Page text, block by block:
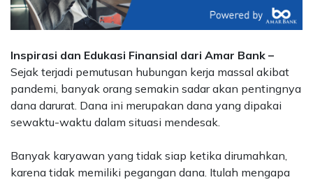
Inspirasi dan Edukasi Finansial dari Amar Bank –
Sejak terjadi pemutusan hubungan kerja massal akibat
pandemi, banyak orang semakin sadar akan pentingnya
dana darurat. Dana ini merupakan dana yang dipakai
sewaktu-waktu dalam situasi mendesak.
Banyak karyawan yang tidak siap ketika dirumahkan,
karena tidak memiliki pegangan dana. Itulah mengapa